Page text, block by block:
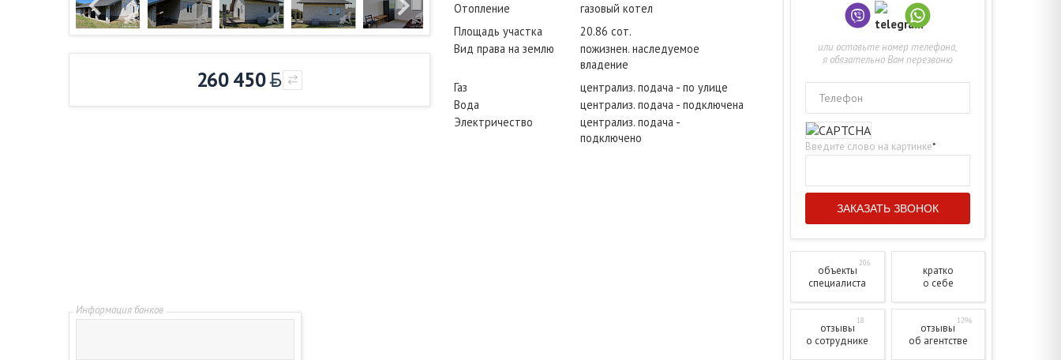
260 450
Отопление
газовый котел
Площадь участка
20.86 сот.
Вид права на землю
пожизнен. наследуемое
владение
Газ
централиз. подача - по улице
Вода
централиз. подача - подключена
Электричество
централиз. подача -
подключено
или оставьте номер телефона,
я обязательно Вам перезвоню
Телефон
Введите слово на картинке*
объекты
206
специалиста
кратко
о себе
отзывы
18
о сотруднике
отзывы
1296
об агентстве